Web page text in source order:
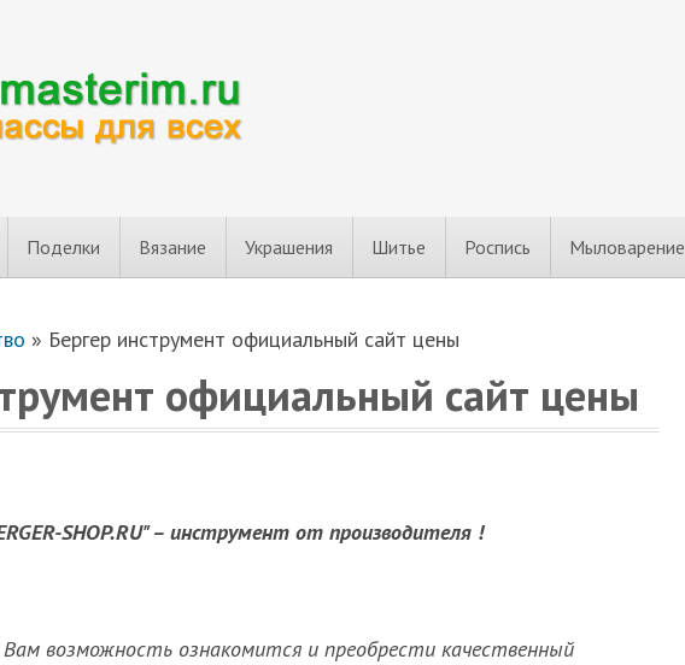
Поделки Вязание Украшения Шитье Роспись Мыловарение
» Бергер инструмент официальный сайт цены
официальный сайт цены
SHOP.RU" – инструмент от производителя !
возможность ознакомится и преобрести качественный